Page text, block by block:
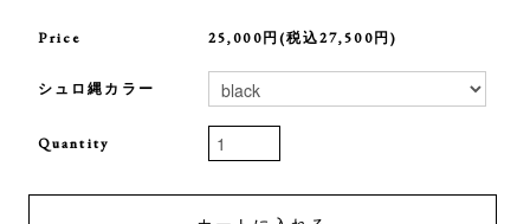
Price 25,000円(税込27,500円)
シュロ縄カラー
Quantity